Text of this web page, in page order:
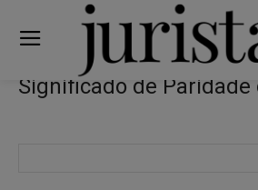
Significado de Paridade